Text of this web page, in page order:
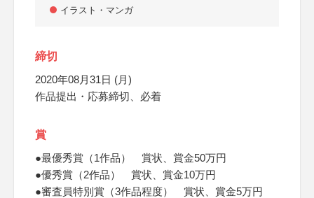
イラスト・マンガ
締切
2020年08月31日 (月)
作品提出・応募締切、必着
賞
●最優秀賞（1作品） 賞状、賞金50万円
●優秀賞（2作品） 賞状、賞金10万円
●審査員特別賞（3作品程度） 賞状、賞金5万円